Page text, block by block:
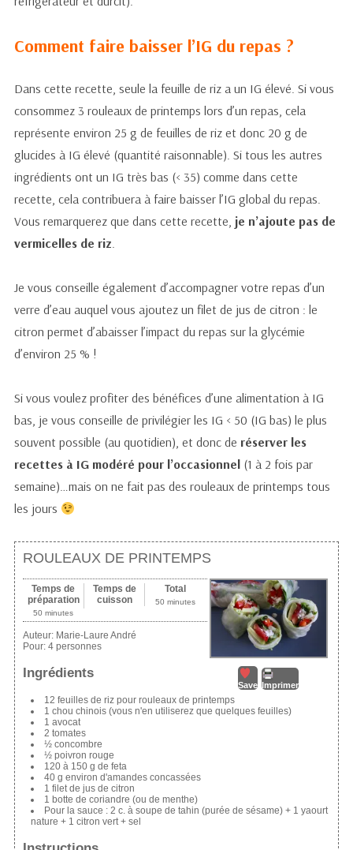
Comment faire baisser l’IG du repas ?
Dans cette recette, seule la feuille de riz a un IG élevé. Si vous
consommez 3 rouleaux de printemps lors d’un repas, cela
représente environ 25 g de feuilles de riz et donc 20 g de
glucides à IG élevé (quantité raisonnable). Si tous les autres
ingrédients ont un IG très bas (< 35) comme dans cette
recette, cela contribuera à faire baisser l’IG global du repas.
Vous remarquerez que dans cette recette, je n’ajoute pas de
vermicelles de riz.
Je vous conseille également d’accompagner votre repas d’un
verre d’eau auquel vous ajoutez un filet de jus de citron : le
citron permet d’abaisser l’impact du repas sur la glycémie
d’environ 25 % !
Si vous voulez profiter des bénéfices d’une alimentation à IG
bas, je vous conseille de privilégier les IG < 50 (IG bas) le plus
souvent possible (au quotidien), et donc de réserver les
recettes à IG modéré pour l’occasionnel(1 à 2 fois par
semaine)…mais on ne fait pas des rouleaux de printemps tous
les jours
ROULEAUX DE PRINTEMPS
Save Imprimer
Temps de
préparation
50 minutes
Temps de
cuisson
Total
50 minutes
Auteur: Marie-Laure André
Pour: 4 personnes
Ingrédients
12 feuilles de riz pour rouleaux de printemps
1 chou chinois (vous n'en utiliserez que quelques feuilles)
1 avocat
2 tomates
½ concombre
½ poivron rouge
120 à 150 g de feta
40 g environ d'amandes concassées
1 filet de jus de citron
1 botte de coriandre (ou de menthe)
Pour la sauce : 2 c. à soupe de tahin (purée de sésame) + 1 yaourt
nature + 1 citron vert + sel